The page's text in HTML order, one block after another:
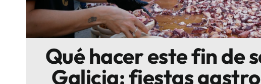
Innova
Qué hacer este fin de
Galicia: fiestas